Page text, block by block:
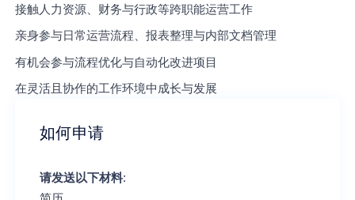
如何申请
请发送以下材料:
接触人力资源、财务与行政等跨职能运营工作
亲身参与日常运营流程、报表整理与内部文档管理
有机会参与流程优化与自动化改进项目
在灵活且协作的工作环境中成长与发展